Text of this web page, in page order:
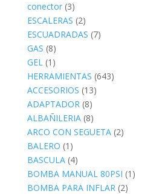
conector (3)
ESCALERAS (2)
ESCUADRADAS (7)
GAS (8)
GEL (1)
HERRAMIENTAS (643)
ACCESORIOS (13)
ADAPTADOR (8)
ALBAÑILERIA (8)
ARCO CON SEGUETA (2)
BALERO (1)
BASCULA (4)
BOMBA MANUAL 80PSI (1)
BOMBA PARA INFLAR (2)